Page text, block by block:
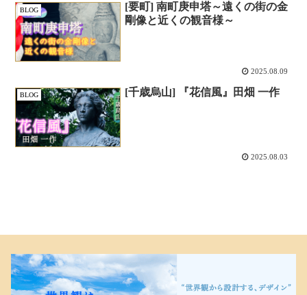
BLOG
[要町] 南町庚申塔～遠くの街の金
剛像と近くの観音様～
2025.08.09
BLOG [千歳烏山] 『花信風』田畑 一作
2025.08.03